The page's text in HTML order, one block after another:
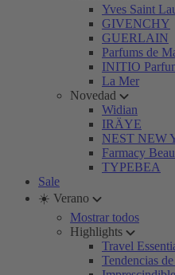
Yves Saint
GIVENCHY
GUERLAIN
Parfums de
INITIO
La Mer
Novedad
Widian
IRÄYE
NEST NEW
Farmacy
TYPEBEA
Sale
☀️ Verano
Mostrar todos
Highlights
Travel
Tendencias